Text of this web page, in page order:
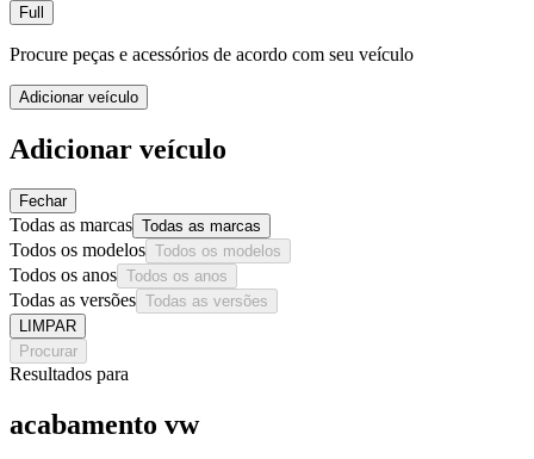
Full
Procure peças e acessórios de acordo com seu veículo
Adicionar veículo
Adicionar veículo
Fechar
Todas as marcas Todas as marcas
Todos os modelos Todos os modelos
Todos os anos Todos os anos
Todas as versões Todas as versões
LIMPAR
Procurar
Resultados para
acabamento vw